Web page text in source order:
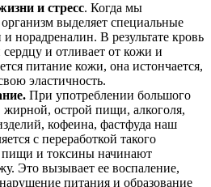
и стресс. Когда мы
выделяет специальные
норадреналин. В результате кровь
и отливает от кожи и
питание кожи, она истончается,
эластичность.
При употреблении большого
жирной, острой пищи, алкоголя,
кофеина, фастфуда наш
с переработкой такого
пищи и токсины начинают
Это вызывает ее воспаление,
питания и образование